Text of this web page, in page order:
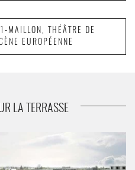
MAILLON, THÉÂTRE DE
EUROPÉENNE
LA TERRASSE
de pendaison de crémaillère
Strasbourg Maillon - Théâtre